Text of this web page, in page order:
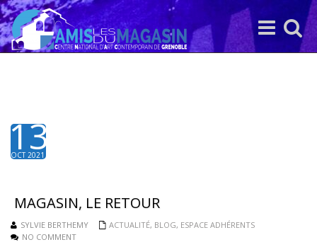
Toggle
search
Toggle
navigation
13
OCT 2021
MAGASIN, LE RETOUR
SYLVIE BERTHEMY ACTUALITÉ, BLOG, ESPACE ADHÉRENTS
NO COMMENT